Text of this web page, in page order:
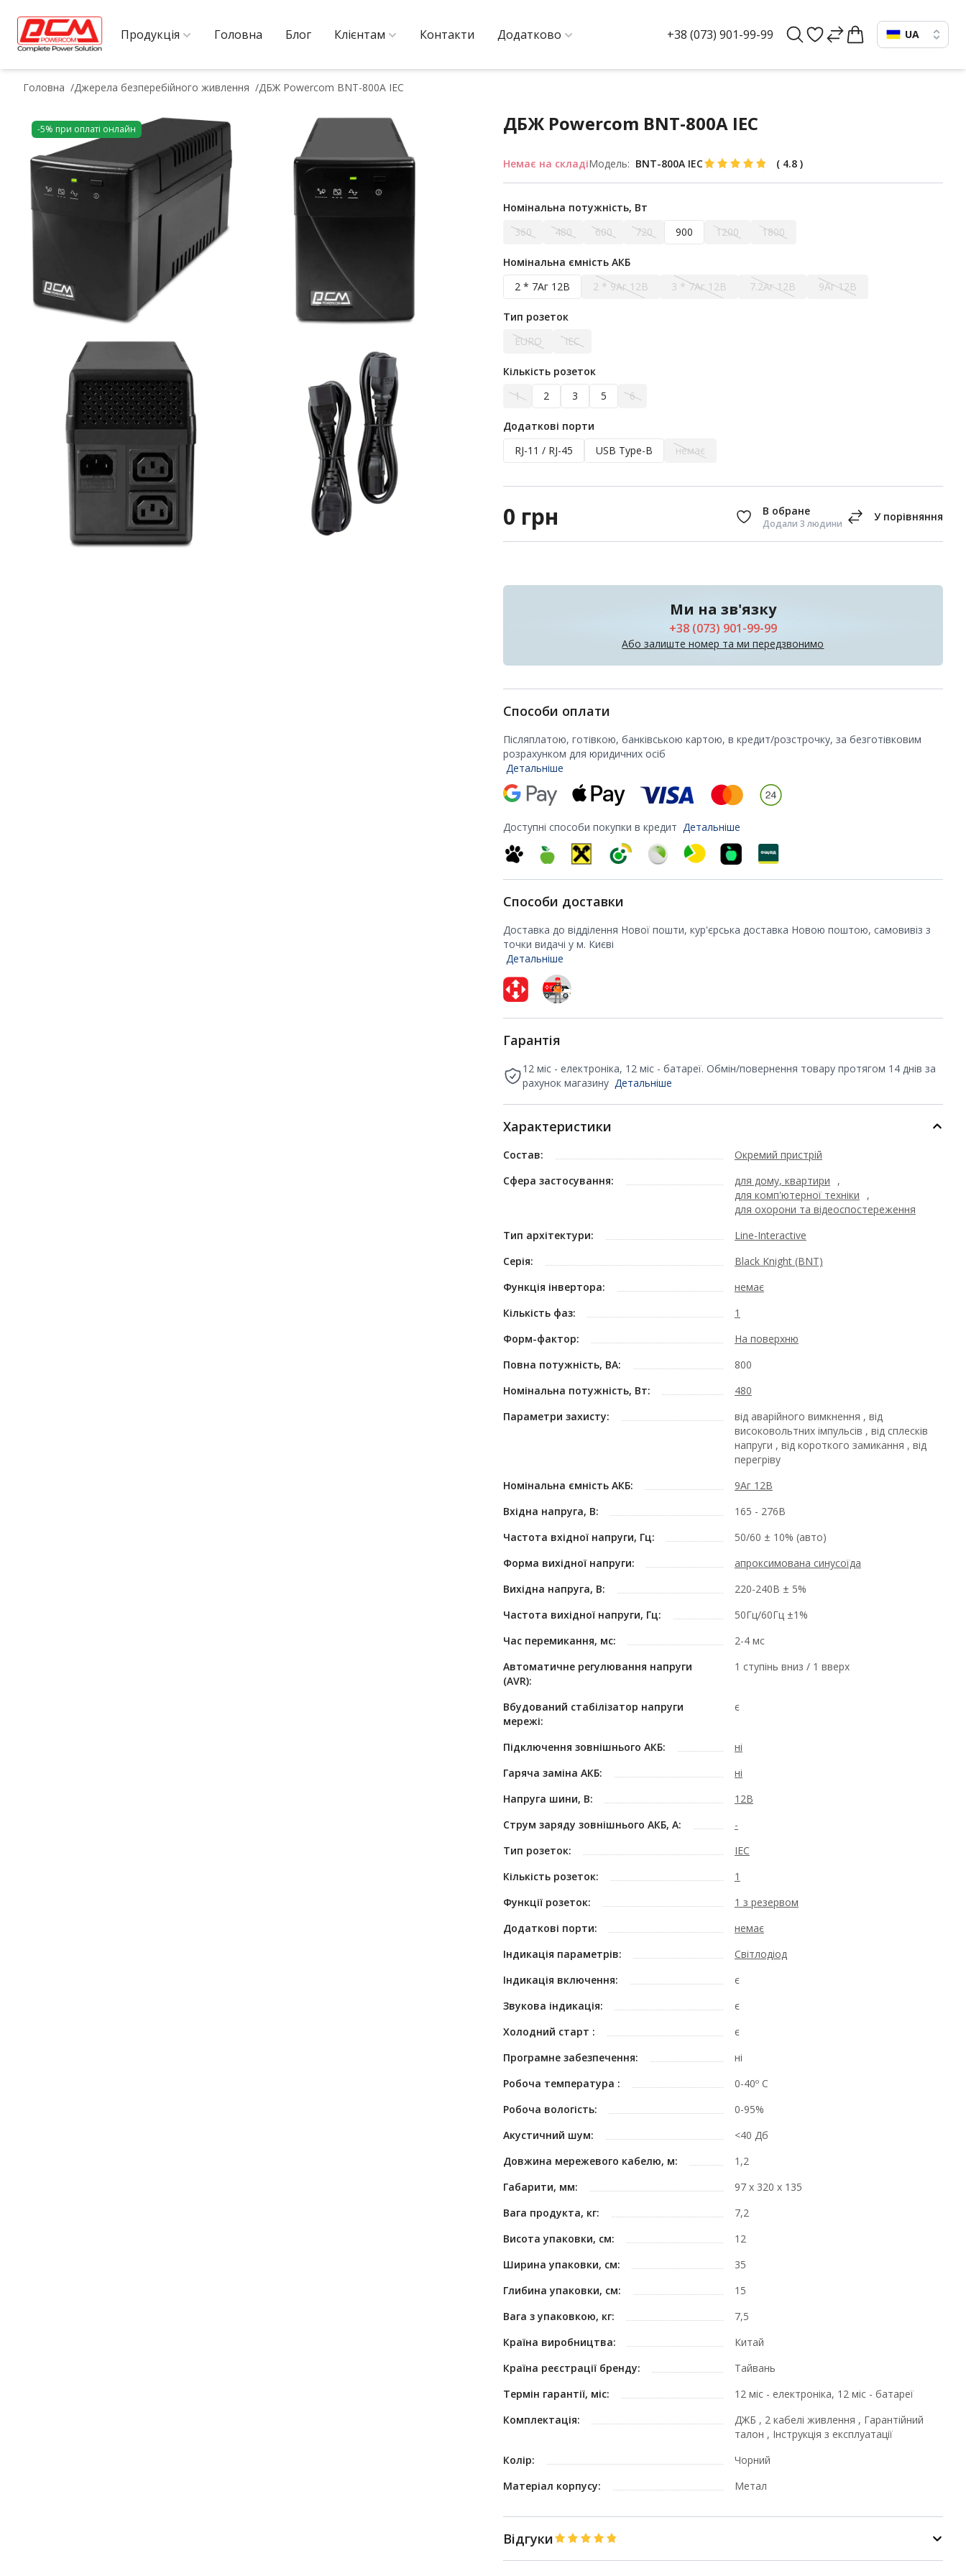
Продукція Головна Блог Клієнтам Контакти Додатково +38 (073) 901-99-99 UA
Головна Джерела безперебійного живлення ДБЖ Powercom BNT-800A IEC
-5% при оплаті онлайн ДБЖ Powercom BNT-800A IEC
Немає на складіМодель: BNT-800A IEC ( 4.8 )
Номінальна потужність, Вт
360
480 600 720 900 1200 1800
Номінальна ємність АКБ
2 * 7Аг 12В
2 * 9Аг 12В 3 * 7Аг 12В 7.2Аг 12В 9Аг 12В
Тип розеток
EURO
IEC
Кількість розеток
1
2 3 5 6
Додаткові порти
RJ-11 / RJ-45
USB Type-B немає
0 грн Додали 3 людини
Ми на зв'язку
+38 (073) 901-99-99
Або залиште номер та ми передзвонимо
Способи оплати
Післяплатою, готівкою, банківською картою, в кредит/розстрочку, за безготівковим
розрахунком для юридичних осіб
Детальніше
Доступні способи покупки в кредит Детальніше
Способи доставки
Доставка до відділення Нової пошти, кур'єрська доставка Новою поштою, самовивіз з
точки видачі у м. Києві
Детальніше
Гарантія
12 міс - електроніка, 12 міс - батареї. Обмін/повернення товару протягом 14 днів за
рахунок магазину Детальніше
Характеристики
Состав:
Окремий пристрій
Сфера застосування:
для дому, квартири
,
для комп'ютерної техніки
,
для охорони та відеоспостереження
Тип архітектури:
Line-Interactive
Серія:
Black Knight (BNT)
Функція інвертора:
немає
Кількість фаз:
1
Форм-фактор:
На поверхню
Повна потужність, ВА:
800
Номінальна потужність, Вт:
480
Параметри захисту:
від аварійного вимкнення , від
високовольтних імпульсів , від сплесків
напруги , від короткого замикання , від
перегріву
Номінальна ємність АКБ:
9Аг 12В
Вхідна напруга, В:
165 - 276В
Частота вхідної напруги, Гц:
50/60 ± 10% (авто)
Форма вихідної напруги:
апроксимована синусоїда
Вихідна напруга, В:
220-240В ± 5%
Частота вихідної напруги, Гц:
50Гц/60Гц ±1%
Час перемикання, мс:
2-4 мс
Автоматичне регулювання напруги
(AVR):
1 ступінь вниз / 1 вверх
Вбудований стабілізатор напруги
мережі:
є
Підключення зовнішнього АКБ:
ні
Гаряча заміна АКБ:
ні
Напруга шини, В:
12В
Струм заряду зовнішнього АКБ, А:
-
Тип розеток:
IEC
Кількість розеток:
1
Функції розеток:
1 з резервом
Додаткові порти:
немає
Індикація параметрів:
Світлодіод
Індикація включення:
є
Звукова індикація:
є
Холодний старт :
є
Програмне забезпечення:
ні
Робоча температура :
0-40º C
Робоча вологість:
0-95%
Акустичний шум:
<40 Дб
Довжина мережевого кабелю, м:
1,2
Габарити, мм:
97 х 320 х 135
Вага продукта, кг:
7,2
Висота упаковки, см:
12
Ширина упаковки, см:
35
Глибина упаковки, см:
15
Вага з упаковкою, кг:
7,5
Країна виробництва:
Китай
Країна реєстрації бренду:
Тайвань
Термін гарантії, міс:
12 міс - електроніка, 12 міс - батареї
Комплектація:
ДЖБ , 2 кабелі живлення , Гарантійний
талон , Інструкція з експлуатації
Колір:
Чорний
Матеріал корпусу:
Метал
Відгуки